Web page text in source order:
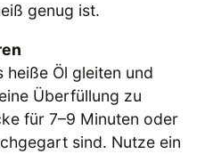
genug ist.
heiße Öl gleiten und
Überfüllung zu
für 7–9 Minuten oder
sind. Nutze ein